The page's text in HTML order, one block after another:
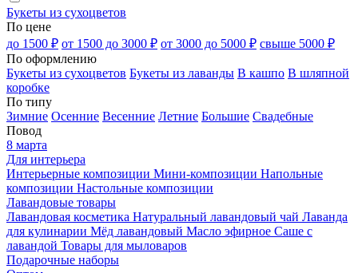
Букеты из сухоцветов
По цене
до 1500 ₽ от 1500 до 3000 ₽ от 3000 до 5000 ₽ свыше 5000 ₽
По оформлению
Букеты из сухоцветов Букеты из лаванды В кашпо В шляпной
коробке
По типу
Зимние Осенние Весенние Летние Большие Свадебные
Повод
8 марта
Для интерьера
Интерьерные композиции Мини-композиции Напольные
композиции Настольные композиции
Лавандовые товары
Лавандовая косметика Натуральный лавандовый чай Лаванда
для кулинарии Мёд лавандовый Масло эфирное Саше с
лавандой Товары для мыловаров
Подарочные наборы